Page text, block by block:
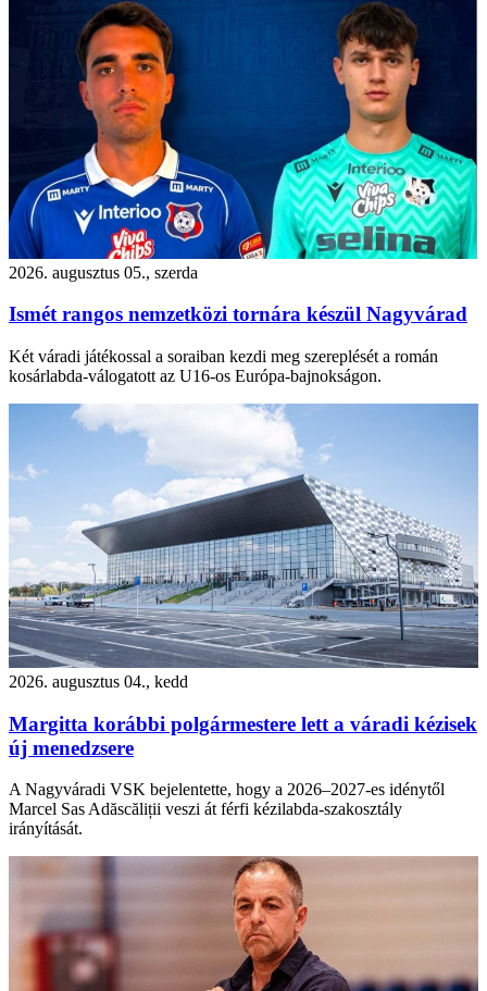
2026. augusztus 05., szerda
Ismét rangos nemzetközi tornára készül Nagyvárad
Két váradi játékossal a soraiban kezdi meg szereplését a román
kosárlabda-válogatott az U16-os Európa-bajnokságon.
2026. augusztus 04., kedd
Margitta korábbi polgármestere lett a váradi kézisek
új menedzsere
A Nagyváradi VSK bejelentette, hogy a 2026–2027-es idénytől
Marcel Sas Adăscăliții veszi át férfi kézilabda-szakosztály
irányítását.